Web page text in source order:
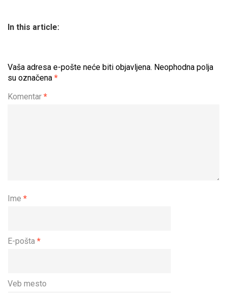
In this article:
Vaša adresa e-pošte neće biti objavljena. Neophodna polja
su označena *
Komentar *
Ime *
E-pošta *
Veb mesto